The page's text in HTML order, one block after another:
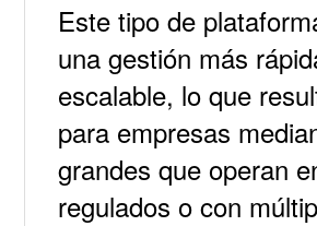
Este tipo de
una gestión más
escalable, lo que
para empresas
grandes que operan
regulados o con